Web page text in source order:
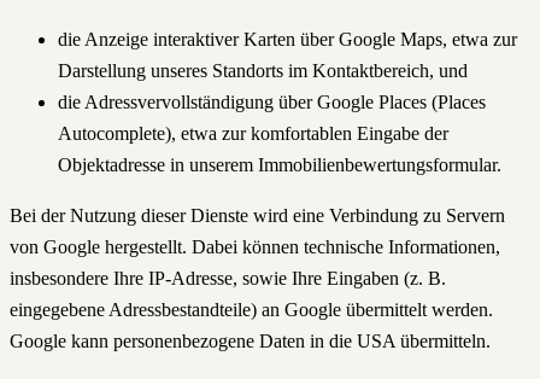
die Anzeige interaktiver Karten über Google Maps, etwa zur
Darstellung unseres Standorts im Kontaktbereich, und
die Adressvervollständigung über Google Places (Places
Autocomplete), etwa zur komfortablen Eingabe der
Objektadresse in unserem Immobilienbewertungsformular.
Bei der Nutzung dieser Dienste wird eine Verbindung zu Servern
von Google hergestellt. Dabei können technische Informationen,
insbesondere Ihre IP-Adresse, sowie Ihre Eingaben (z. B.
eingegebene Adressbestandteile) an Google übermittelt werden.
Google kann personenbezogene Daten in die USA übermitteln.